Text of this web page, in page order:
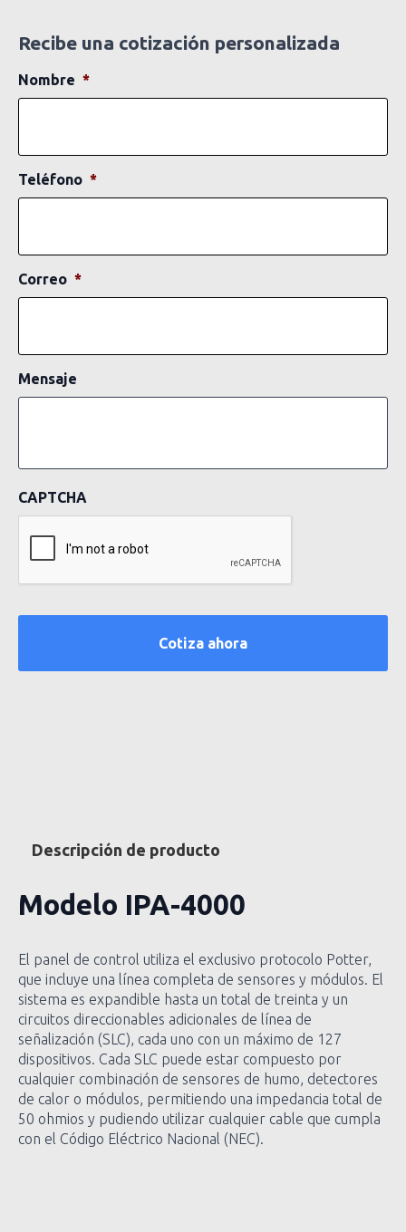
Recibe una cotización personalizada
Nombre *
Teléfono *
Correo *
Mensaje
CAPTCHA
Descripción de producto
Modelo IPA-4000
El panel de control utiliza el exclusivo protocolo Potter,
que incluye una línea completa de sensores y módulos. El
sistema es expandible hasta un total de treinta y un
circuitos direccionables adicionales de línea de
señalización (SLC), cada uno con un máximo de 127
dispositivos. Cada SLC puede estar compuesto por
cualquier combinación de sensores de humo, detectores
de calor o módulos, permitiendo una impedancia total de
50 ohmios y pudiendo utilizar cualquier cable que cumpla
con el Código Eléctrico Nacional (NEC).